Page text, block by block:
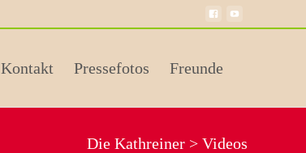
Kontakt Pressefotos Freunde
Die Kathreiner > Videos